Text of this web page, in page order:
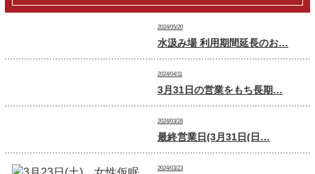
2024/05/20
水汲み場 利用期間延長のお…
2024/04/11
3月31日の営業をもち長期…
2024/03/28
最終営業日(3月31日(日…
2024/03/23